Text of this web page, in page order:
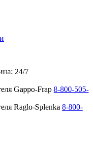
24/7
Gappo-Frap 8-800-505-
Raglo-Splenka 8-800-